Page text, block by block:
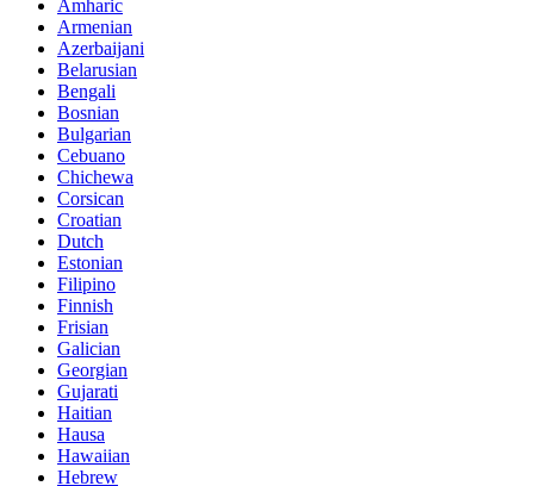
Amharic
Armenian
Azerbaijani
Belarusian
Bengali
Bosnian
Bulgarian
Cebuano
Chichewa
Corsican
Croatian
Dutch
Estonian
Filipino
Finnish
Frisian
Galician
Georgian
Gujarati
Haitian
Hausa
Hawaiian
Hebrew